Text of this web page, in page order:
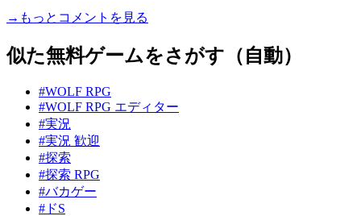
→もっとコメントを見る
似た無料ゲームをさがす（自動）
#WOLF RPG
#WOLF RPG エディター
#実況
#実況 歓迎
#探索
#探索 RPG
#バカゲー
#ドS